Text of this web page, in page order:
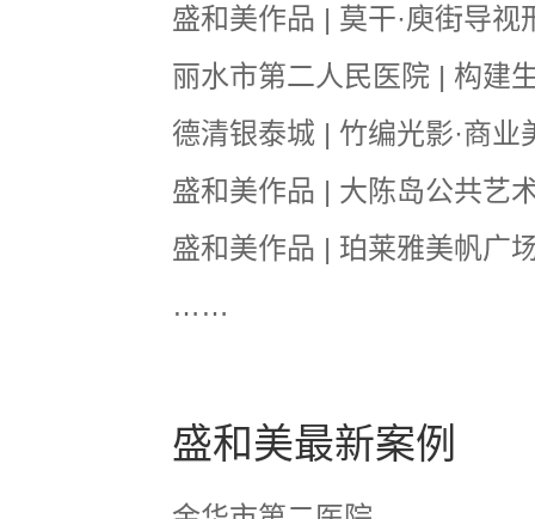
盛和美作品 | 莫干·庾街导视
丽水市第二人民医院 | 构建
德清银泰城 | 竹编光影·商业
盛和美作品 | 大陈岛公共艺
盛和美作品 | 珀莱雅美帆广
……
盛和美最新案例